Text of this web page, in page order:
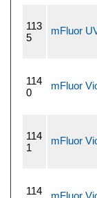
113
5
mFluor
114
0
mFluor
114
1
mFluor
114
mFluor